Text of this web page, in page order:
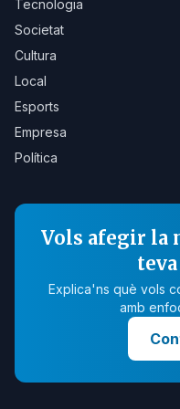
Tecnologia
Societat
Cultura
Local
Esports
Empresa
Política
Vols afegir la
Explica'ns què vols
amb